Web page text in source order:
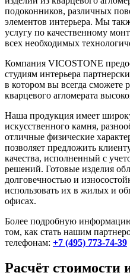
подоконников, различных
элементов интерьера. Мы
услугу по качественному
всех необходимых
Компания VICOSTONE
студиям интерьера
в котором вы всегда сможете
кварцевого агломерата
Наша продукция имеет
искусственного камня,
отличные физические
позволяет предложить
качества, исполненный с
решений. Готовые изделия
долговечностью и
использовать их в жилых и
офисах.
Более подробную
том, как стать нашим
телефонам: +7 (495) 773-74-39
Расчёт стоимости